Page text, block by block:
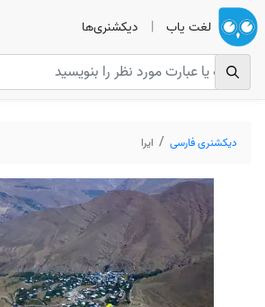
لغت یاب | دیکشنری‌ها
دیکشنری فارسی ایرا